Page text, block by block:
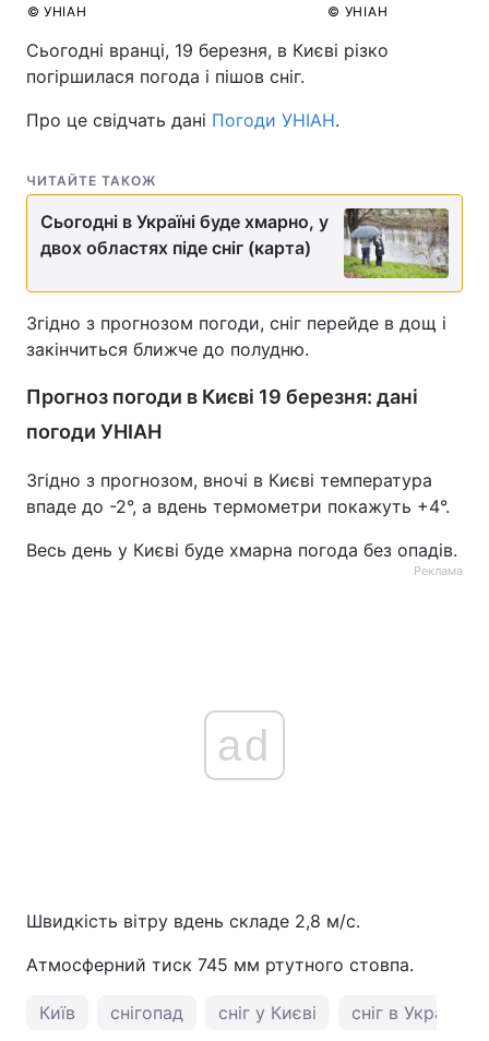
© УНІАН © УНІАН
Сьогодні вранці, 19 березня, в Києві різко
погіршилася погода і пішов сніг.
Про це свідчать дані Погоди УНІАН.
ЧИТАЙТЕ ТАКОЖ
Сьогодні в Україні буде хмарно, у
двох областях піде сніг (карта)
Згідно з прогнозом погоди, сніг перейде в дощ і
закінчиться ближче до полудню.
Прогноз погоди в Києві 19 березня: дані
погоди УНІАН
Згідно з прогнозом, вночі в Києві температура
впаде до -2°, а вдень термометри покажуть +4°.
Весь день у Києві буде хмарна погода без опадів.
Реклама
ad
Швидкість вітру вдень складе 2,8 м/с.
Атмосферний тиск 745 мм ртутного стовпа.
Київ снігопад сніг у Києві сніг в Україні